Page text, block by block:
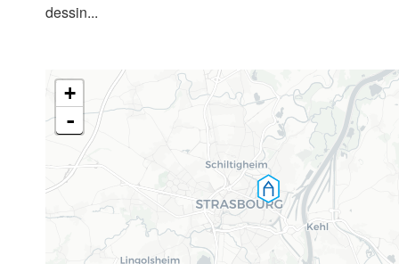
dessin...
+
-